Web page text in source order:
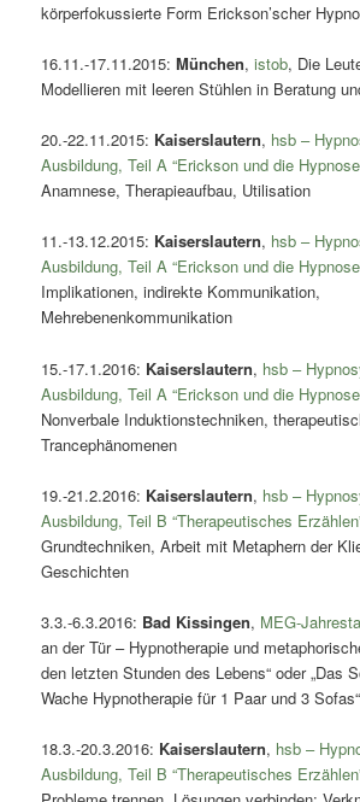
körperfokussierte Form Erickson’scher
16.11.-17.11.2015:München,istob, Die
Modellieren mit leeren Stühlen in Beratung
20.-22.11.2015: Kaiserslautern, hsb –
Ausbildung, Teil A “Erickson und die
Anamnese, Therapieaufbau, Utilisation
11.-13.12.2015: Kaiserslautern, hsb –
Ausbildung, Teil A “Erickson und die
Implikationen, indirekte Kommunikation,
Mehrebenenkommunikation
15.-17.1.2016: Kaiserslautern, hsb –
Ausbildung, Teil A “Erickson und die
Nonverbale Induktionstechniken,
Trancephänomenen
19.-21.2.2016: Kaiserslautern, hsb –
Ausbildung, Teil B “Therapeutisches
Grundtechniken, Arbeit mit Metaphern der
Geschichten
3.3.-6.3.2016: Bad Kissingen, MEG-
an der Tür – Hypnotherapie und
den letzten Stunden des Lebens“ oder „Das
Wache Hypnotherapie für 1 Paar und 3 Sofas“
18.3.-20.3.2016: Kaiserslautern, hsb –
Ausbildung, Teil B “Therapeutisches